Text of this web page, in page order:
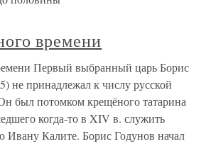
времени
Первый выбранный царь Борис
не принадлежал к числу русской
был потомком крещёного татарина
когда-то в XIV в. служить
Ивану Калите. Борис Годунов начал